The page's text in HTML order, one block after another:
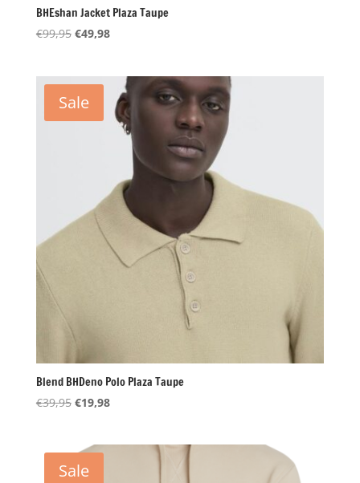
BHEshan Jacket Plaza Taupe
€99,95 Oorspronkelijke
€99,95.
€49,98Huidige
€49,98.
Sale
Blend BHDeno Polo Plaza Taupe
€39,95 Oorspronkelijke
€39,95.
€19,98Huidige
Sale